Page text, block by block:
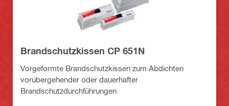
Brandschutzkissen CP 651N
Vorgeformte Brandschutzkissen zum Abdichten
vorübergehender oder dauerhafter
Brandschutzdurchführungen